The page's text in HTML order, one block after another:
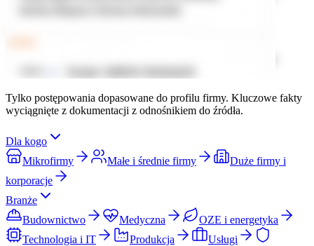
Tylko postępowania dopasowane do profilu firmy. Kluczowe fakty
wyciągnięte z dokumentacji z odnośnikiem do źródła.
Dla kogo
Mikrofirmy
Małe i średnie firmy
Duże firmy i
korporacje
Branże
Budownictwo
Medyczna
OZE i energetyka
Technologia i IT
Produkcja
Usługi